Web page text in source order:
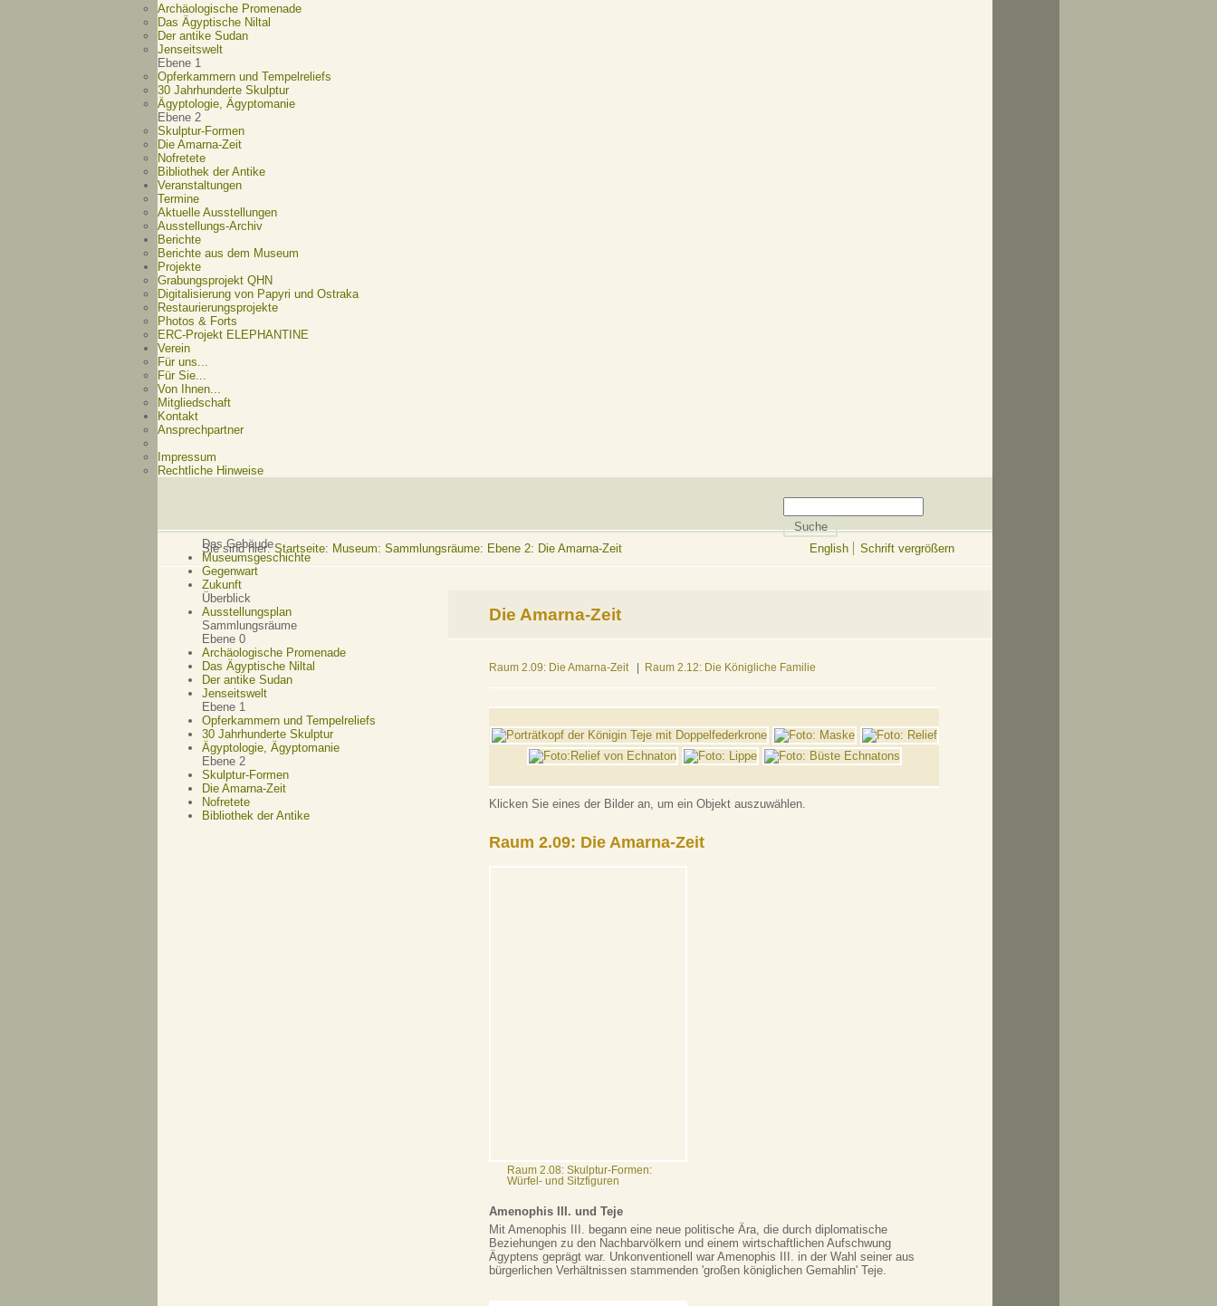
Archäologische Promenade
Das Ägyptische Niltal
Der antike Sudan
Jenseitswelt
Ebene 1
Opferkammern und Tempelreliefs
30 Jahrhunderte Skulptur
Ägyptologie, Ägyptomanie
Ebene 2
Skulptur-Formen
Die Amarna-Zeit
Nofretete
Bibliothek der Antike
Veranstaltungen
Termine
Aktuelle Ausstellungen
Ausstellungs-Archiv
Berichte
Berichte aus dem Museum
Projekte
Grabungsprojekt QHN
Digitalisierung von Papyri und Ostraka
Restaurierungsprojekte
Photos & Forts
ERC-Projekt ELEPHANTINE
Verein
Für uns...
Für Sie...
Von Ihnen...
Mitgliedschaft
Kontakt
Ansprechpartner
Impressum
Rechtliche Hinweise
Das Gebäude
Museumsgeschichte
Gegenwart
Zukunft
Überblick
Ausstellungsplan
Sammlungsräume
Ebene 0
Archäologische Promenade
Das Ägyptische Niltal
Der antike Sudan
Jenseitswelt
Ebene 1
Opferkammern und Tempelreliefs
30 Jahrhunderte Skulptur
Ägyptologie, Ägyptomanie
Ebene 2
Skulptur-Formen
Die Amarna-Zeit
Nofretete
Bibliothek der Antike
Sie sind hier:Startseite: Museum: Sammlungsräume: Ebene 2: Die Amarna-Zeit English Schrift vergrößern
Die Amarna-Zeit
Raum 2.09: Die Amarna-Zeit Raum 2.12: Die Königliche Familie
Klicken Sie eines der Bilder an, um ein Objekt auszuwählen.
Raum 2.09: Die Amarna-Zeit
Raum 2.08: Skulptur-Formen:
Würfel- und Sitzfiguren
Amenophis III. und Teje
Mit Amenophis III. begann eine neue politische Ära, die durch diplomatische
Beziehungen zu den Nachbarvölkern und einem wirtschaftlichen Aufschwung
Ägyptens geprägt war. Unkonventionell war Amenophis III. in der Wahl seiner aus
bürgerlichen Verhältnissen stammenden 'großen königlichen Gemahlin' Teje.